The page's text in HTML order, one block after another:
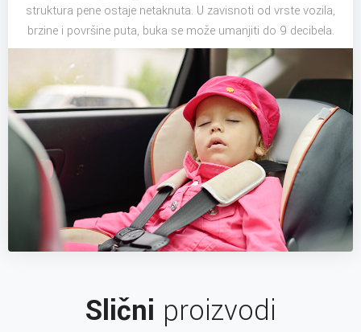
struktura pene ostaje netaknuta. U zavisnoti od vrste vozila,
brzine i površine puta, buka se može umanjiti do 9 decibela.
Slični proizvodi